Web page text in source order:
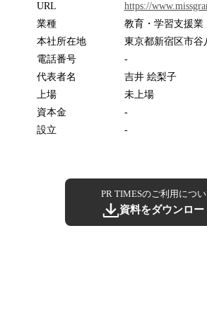
URL
https://
業種
教育・学習支援業
本社所在地
東京都新宿区市谷
電話番号
-
代表者名
吉井 絵梨子
上場
未上場
資本金
-
設立
-
PR TIMESのご利用につ
資料をダウンロー